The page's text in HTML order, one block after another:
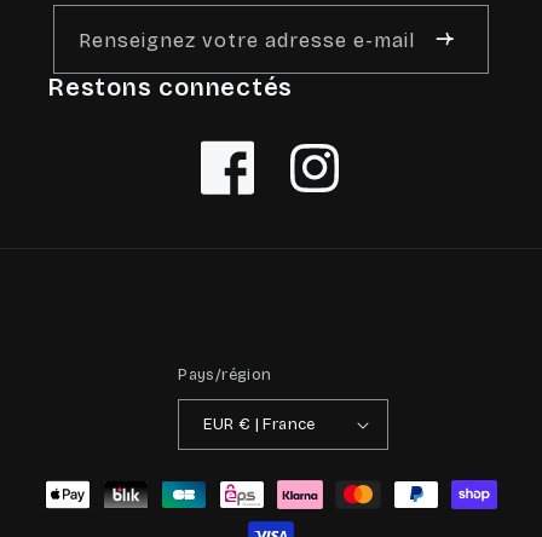
Renseignez votre adresse e-mail
Restons connectés
Facebook Instagram
Pays/région
EUR € | France
Moyens